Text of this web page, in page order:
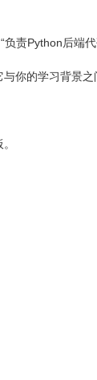
责Python后端代
你的学习背景之